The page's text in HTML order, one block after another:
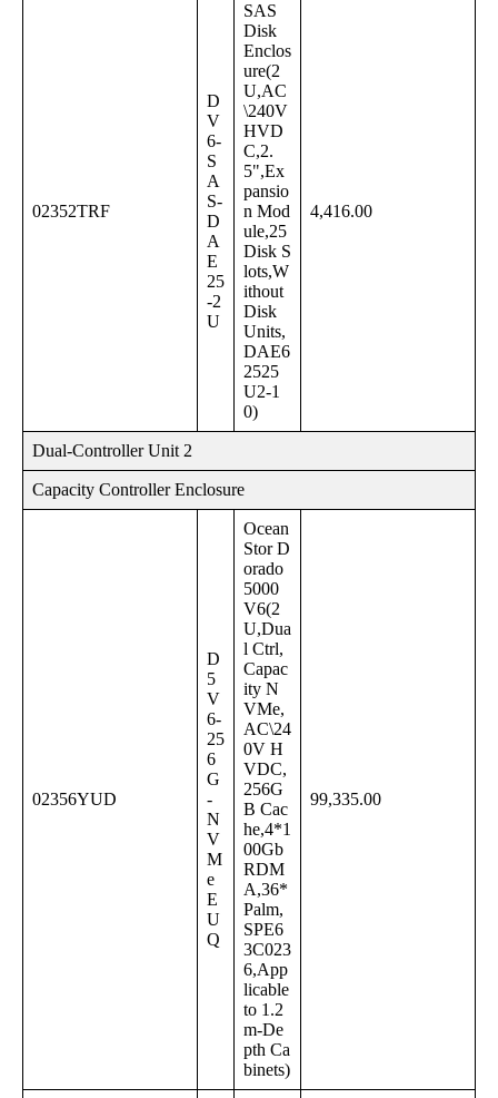
02352TRF
D
V
6-
S
A
S-
D
A
E
25
-2
U
SAS
Disk
Enclos
ure(2
U,AC
\240V
HVD
C,2.
5",Ex
pansio
n Mod
ule,25
Disk S
lots,W
ithout
Disk
Units,
DAE6
2525
U2-1
0)
4,416.00
Dual-Controller Unit 2
Capacity Controller Enclosure
02356YUD
D
5
V
6-
25
6
G
-
N
V
M
e
E
U
Q
Ocean
Stor D
orado
5000
V6(2
U,Dua
l Ctrl,
Capac
ity N
VMe,
AC\24
0V H
VDC,
256G
B Cac
he,4*1
00Gb
RDM
A,36*
Palm,
SPE6
3C023
6,App
licable
to 1.2
m-De
pth Ca
binets)
99,335.00